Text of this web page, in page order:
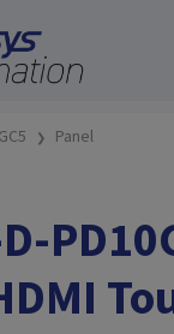
Panel